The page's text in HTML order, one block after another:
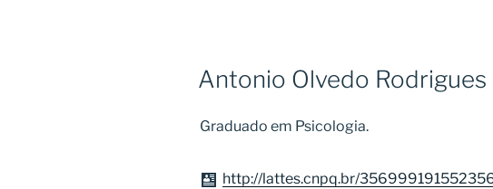
Antonio Olvedo Rodrigues
Graduado em Psicologia.
http://lattes.cnpq.br/